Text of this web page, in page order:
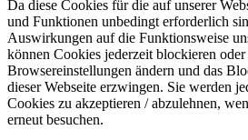
Da diese Cookies für die auf unserer
und Funktionen unbedingt erforderlich
Auswirkungen auf die Funktionsweise
können Cookies jederzeit blockieren
Browsereinstellungen ändern und das
dieser Webseite erzwingen. Sie werden
Cookies zu akzeptieren / abzulehnen,
erneut besuchen.